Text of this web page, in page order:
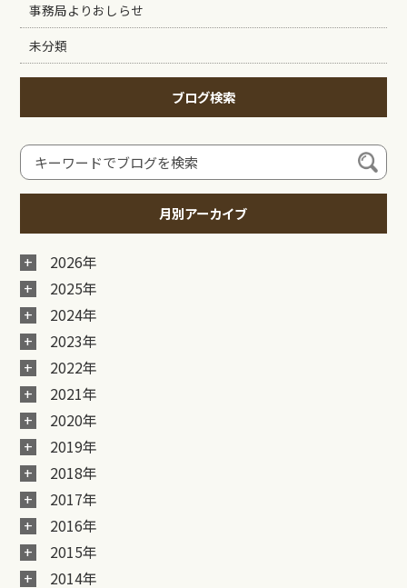
事務局よりおしらせ
未分類
ブログ検索
月別アーカイブ
2026年
2025年
2024年
2023年
2022年
2021年
2020年
2019年
2018年
2017年
2016年
2015年
2014年